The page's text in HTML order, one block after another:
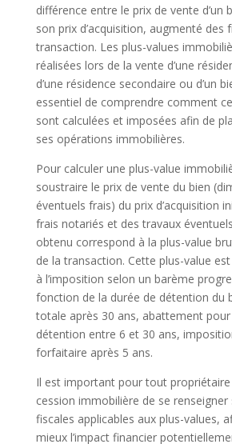
différence entre le prix de vente d’un
son prix d’acquisition, augmenté des
transaction. Les plus-values
réalisées lors de la vente d’une
d’une résidence secondaire ou d’un
essentiel de comprendre comment
sont calculées et imposées afin de
ses opérations immobilières.
Pour calculer une plus-value
soustraire le prix de vente du bien
éventuels frais) du prix d’acquisition
frais notariés et des travaux
obtenu correspond à la plus-value
de la transaction. Cette plus-value
à l’imposition selon un barème
fonction de la durée de détention du
totale après 30 ans, abattement
détention entre 6 et 30 ans,
forfaitaire après 5 ans.
Il est important pour tout propriétaire
cession immobilière de se
fiscales applicables aux plus-values,
mieux l’impact financier